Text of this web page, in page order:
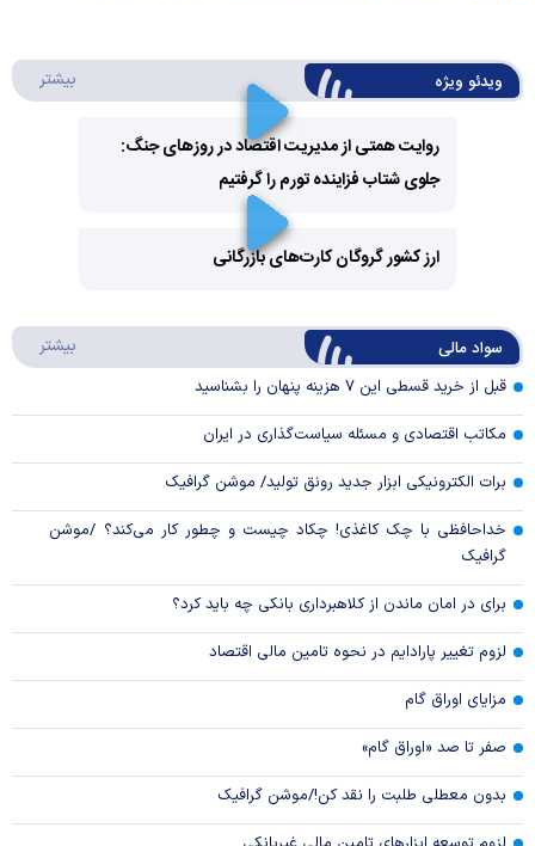
ویدئو ویژه بیشتر
Play
Video
روایت همتی از مدیریت اقتصاد در روزهای جنگ:
جلوی شتاب فزاینده تورم را گرفتیم
Video
ارز کشور گروگان کارت‌های بازرگانی
سواد مالی بیشتر
قبل از خرید قسطی این ۷ هزینه پنهان را بشناسید
مکاتب اقتصادی و مسئله سیاست‌گذاری در ایران
برات الکترونیکی ابزار جدید رونق تولید/ موشن گرافیک
خداحافظی با چک کاغذی! چکاد چیست و چطور کار می‌کند؟ /موشن
گرافیک
برای در امان ماندن از کلاهبرداری بانکی چه باید کرد؟
لزوم تغییر پارادایم در نحوه تامین مالی اقتصاد
مزایای اوراق گام
صفر تا صد «اوراق گام»
بدون معطلی طلبت را نقد کن!/موشن گرافیک